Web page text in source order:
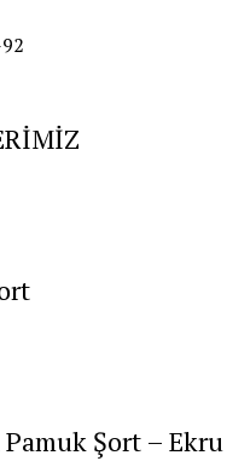
Şort – Ekru